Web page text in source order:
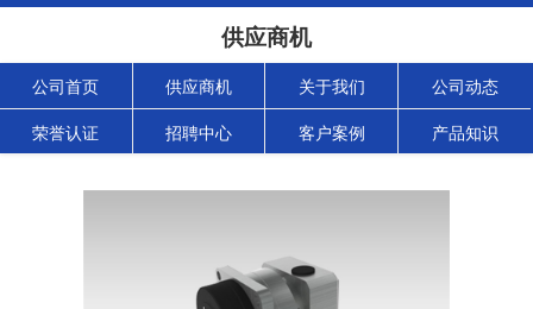
供应商机
公司首页 供应商机 关于我们 公司动态
荣誉认证 招聘中心 客户案例 产品知识